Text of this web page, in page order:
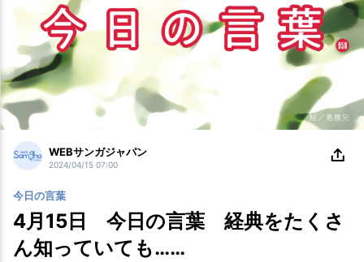
WEBサンガジャパン
2024/04/15 07:00
今日の言葉
4月15日 今日の言葉 経典をたくさ
ん知っていても……